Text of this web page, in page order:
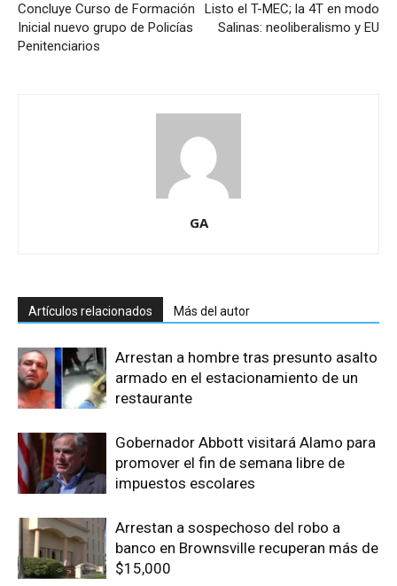
Concluye Curso de Formación
Inicial nuevo grupo de Policías
Penitenciarios
Listo el T-MEC; la 4T en modo
Salinas: neoliberalismo y EU
GA
Artículos relacionados Más del autor
Arrestan a hombre tras presunto asalto
armado en el estacionamiento de un
restaurante
Gobernador Abbott visitará Alamo para
promover el fin de semana libre de
impuestos escolares
Arrestan a sospechoso del robo a
banco en Brownsville recuperan más de
$15,000